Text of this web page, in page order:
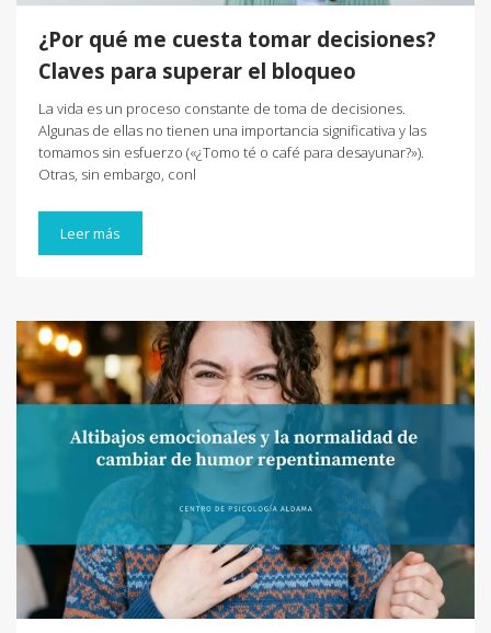
¿Por qué me cuesta tomar decisiones?
Claves para superar el bloqueo
La vida es un proceso constante de toma de decisiones.
Algunas de ellas no tienen una importancia significativa y las
tomamos sin esfuerzo («¿Tomo té o café para desayunar?»).
Otras, sin embargo, conl
Leer más